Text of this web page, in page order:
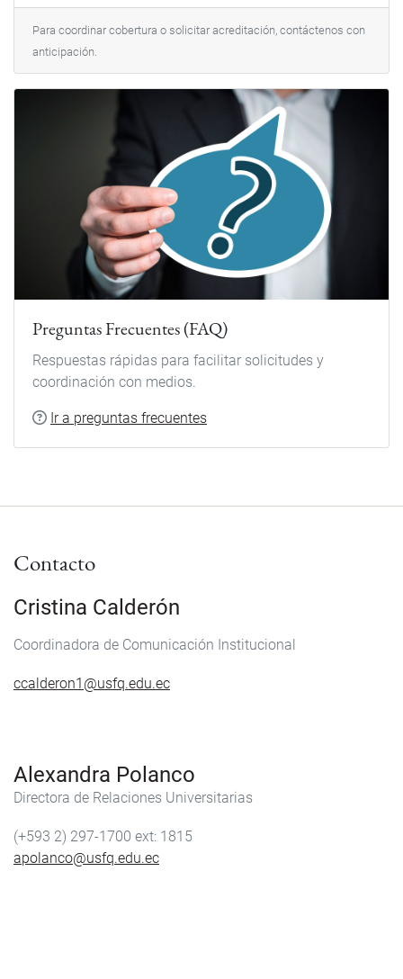
Para coordinar cobertura o solicitar acreditación, contáctenos con
anticipación.
Preguntas Frecuentes (FAQ)
Respuestas rápidas para facilitar solicitudes y
coordinación con medios.
Ir a preguntas frecuentes
Contacto
Cristina Calderón
Coordinadora de Comunicación Institucional
ccalderon1@usfq.edu.ec
Alexandra Polanco
Directora de Relaciones Universitarias
(+593 2) 297-1700
1815
apolanco@usfq.edu.ec